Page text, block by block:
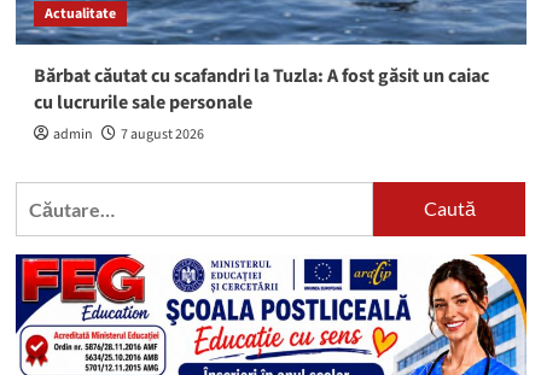
Actualitate
Bărbat căutat cu scafandri la Tuzla: A fost găsit un caiac
cu lucrurile sale personale
admin 7 august 2026
Caută